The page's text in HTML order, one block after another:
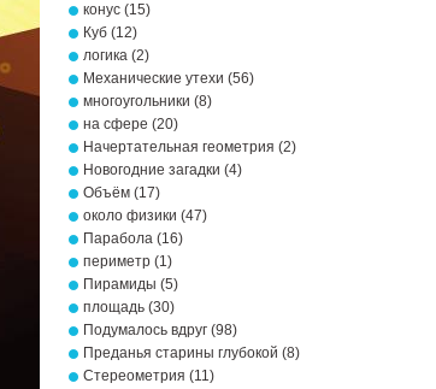
конус (15)
Куб (12)
логика (2)
Механические утехи (56)
многоугольники (8)
на сфере (20)
Начертательная геометрия (2)
Новогодние загадки (4)
Объём (17)
около физики (47)
Парабола (16)
периметр (1)
Пирамиды (5)
площадь (30)
Подумалось вдруг (98)
Преданья старины глубокой (8)
Стереометрия (11)